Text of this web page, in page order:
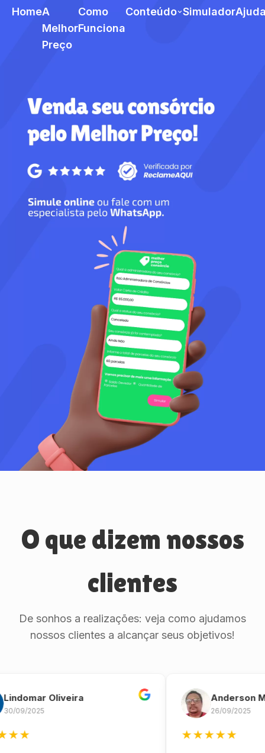
HomeA
Melhor
Preço
Como
Funciona
Conteúdo Simulador
O que dizem nossos
clientes
De sonhos a realizações: veja como ajudamos
nossos clientes a alcançar seus objetivos!
Oliveira
2025
Anderson
26/09/2025
★★★